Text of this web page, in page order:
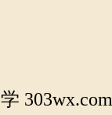
303wx.com